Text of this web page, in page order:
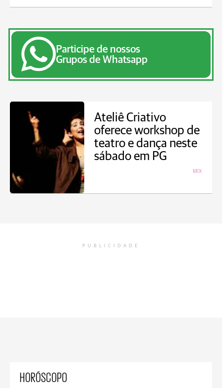
Participe de nossos
Grupos de Whatsapp
Ateliê Criativo
oferece workshop de
teatro e dança neste
sábado em PG
MIX
PUBLICIDADE
HORÓSCOPO